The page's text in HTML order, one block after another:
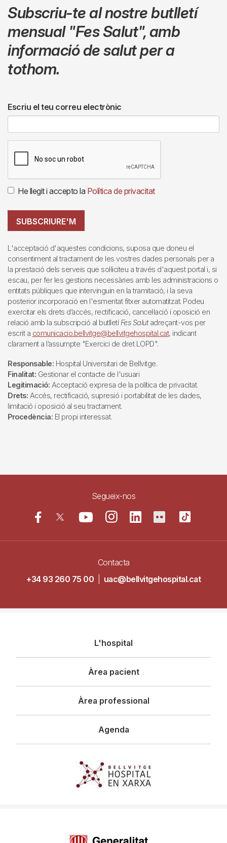
Subscriu-te al nostre butlletí
mensual "Fes Salut",amb
informació de salut per a
tothom.
Escriu el teu correu electrònic
He llegit i accepto la Política de privacitat
SUBSCRIURE'M
L'acceptació d'aquestes condicions, suposa que doneu el
consentiment al tractament de les vostres dades personals per a
la prestació dels serveis que sol·liciteu a través d'aquest portal i, si
escau, per fer les gestions necessàries amb les administracions o
entitats públiques que intervinguin en la tramitació, i la seva
posterior incorporació en l'esmentat fitxer automatitzat. Podeu
exercitar els drets d’accés, rectificació, cancel·lació i oposició en
relació amb la subscripció al butlletí Fes Salutadreçant-vos per
escrit a comunicacio.bellvitge@bellvitgehospital.cat, indicant
clarament a l’assumpte "Exercici de dret LOPD".
Responsable: Hospital Universitari de Bellvitge.
Finalitat: Gestionar el contacte de l'usuari
Legitimació: Acceptació expresa de la política de privacitat.
Drets: Accés, rectificació, supresió i portabilitat de les dades,
limitació i oposició al seu tractament.
Procedència: El propi interessat.
Segueix-nos
Contacta
+34 93 260 75 00
uac@bellvitgehospital.cat
principal
L'hospital
Àrea pacient
Àrea professional
Agenda